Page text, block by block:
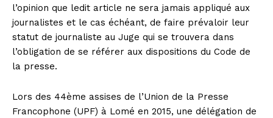
l’opinion que ledit article ne sera jamais appliqué aux
journalistes et le cas échéant, de faire prévaloir leur
statut de journaliste au Juge qui se trouvera dans
l’obligation de se référer aux dispositions du Code de
la presse.
Lors des 44ème assises de l’Union de la Presse
Francophone (UPF) à Lomé en 2015, une délégation de